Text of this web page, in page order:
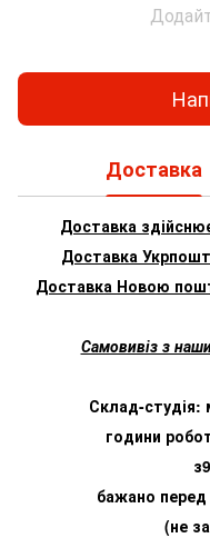
Доставка
Доставка
Доставка
Доставка Новою
Самовивіз з
Склад-студія:
години
бажано
(не